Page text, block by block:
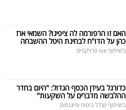
האם זו הרפורמה לה ציפינו? השמאי ארז
כהן על הדו"ח לבחינת היטל ההשבחה
בשיתוף ice פרויקטים
כדורגל בעידן הכסף הגדול: "היום בחדר
ההלבשה מדברים על השקעות"
בשיתוף מגדל ביטוח ופיננסים